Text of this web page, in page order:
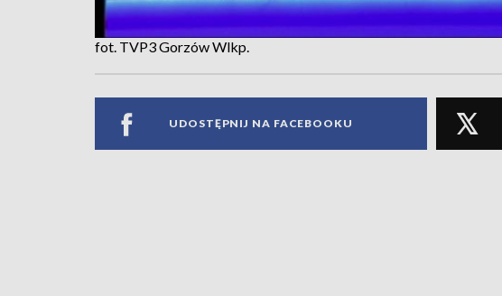
fot. TVP3 Gorzów Wlkp.
UDOSTĘPNIJ NA FACEBOOKU